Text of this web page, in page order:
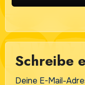
Schreibe
Deine E-Mail-